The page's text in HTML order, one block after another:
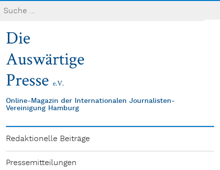
Online-Magazin der Internationalen Journalisten-
Vereinigung Hamburg
Redaktionelle Beiträge
Pressemitteilungen